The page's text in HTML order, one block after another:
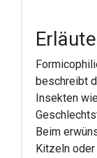
beschreibt
Insekten
Beim
Kitzeln oder